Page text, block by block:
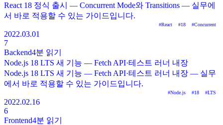
React 18 정식 출시 — Concurrent Mode와 Transitions — 실무에
서 바로 적용할 수 있는 가이드입니다.
#React #18 #Concurrent
2022.03.01
7
Backend4분 읽기
Node.js 18 LTS 새 기능 — Fetch API·테스트 러너 내장
Node.js 18 LTS 새 기능 — Fetch API·테스트 러너 내장 — 실무
에서 바로 적용할 수 있는 가이드입니다.
#Node.js #18 #LTS
2022.02.16
6
Frontend4분 읽기